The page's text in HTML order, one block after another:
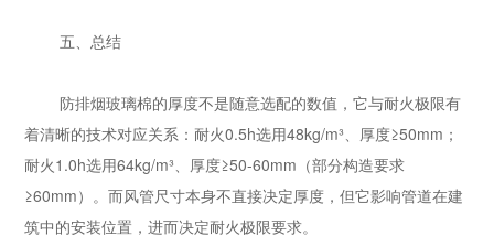
五、总结
防排烟玻璃棉的厚度不是随意选配的数值，它与耐火极限有
着清晰的技术对应关系：耐火0.5h选用48kg/m³、厚度≥50mm；
耐火1.0h选用64kg/m³、厚度≥50-60mm（部分构造要求
≥60mm）。而风管尺寸本身不直接决定厚度，但它影响管道在建
筑中的安装位置，进而决定耐火极限要求。